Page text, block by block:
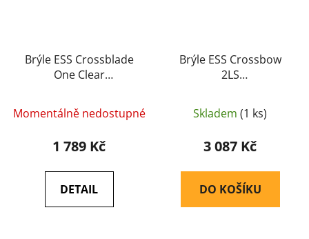
Brýle ESS Crossblade
One Clear
(EE9032-09) - ESS
Momentálně nedostupné
1 789 Kč
DETAIL
Brýle ESS Crossbow
2LS
(740-0390) - ESS
Skladem (1 ks)
3 087 Kč
DO KOŠÍKU